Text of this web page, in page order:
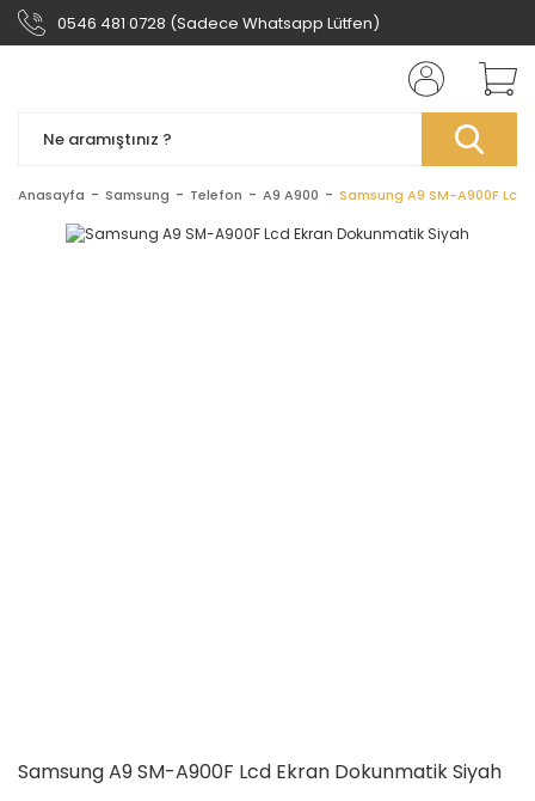
0546 481 0728 (Sadece Whatsapp Lütfen)
Anasayfa Samsung Telefon A9 A900 Samsung A9 SM-A900F Lcd
Samsung A9 SM-A900F Lcd Ekran Dokunmatik Siyah